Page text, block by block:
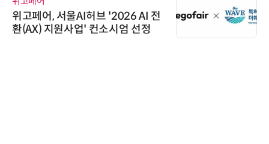
다래전략사업화센터, 'BIO USA 2
026'서 글로벌 빅파마와의 비즈니